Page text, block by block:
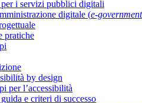
i servizi pubblici digitali
digitale (e-government
pratiche
by design
per l’accessibilità
e criteri di successo